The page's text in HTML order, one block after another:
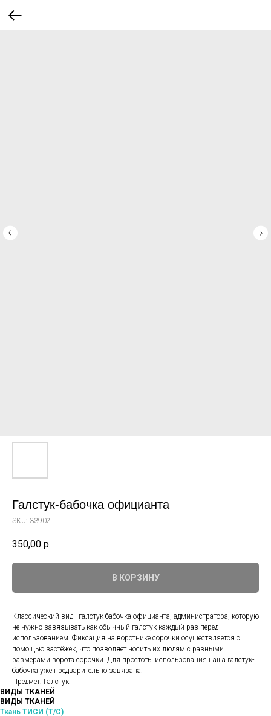
Галстук-бабочка официанта
SKU: 33902
350,00 р.
В КОРЗИНУ
Классический вид - галстук бабочка официанта, администратора, которую
не нужно завязывать как обычный галстук каждый раз перед
использованием. Фиксация на воротнике сорочки осуществляется с
помощью застёжек, что позволяет носить их людям с разными
размерами ворота сорочки. Для простоты использования наша галстук-
бабочка уже предварительно завязана.
Предмет: Галстук
ВИДЫ ТКАНЕЙ
ВИДЫ ТКАНЕЙ
Ткань ТИСИ (Т/С)